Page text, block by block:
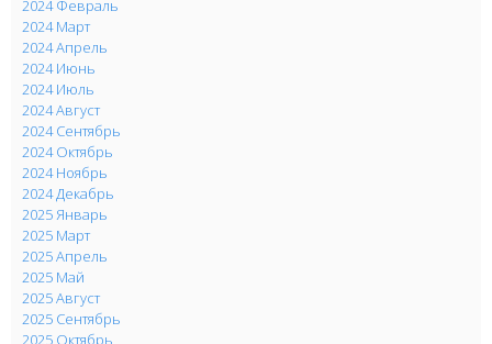
2024 Февраль
2024 Март
2024 Апрель
2024 Июнь
2024 Июль
2024 Август
2024 Сентябрь
2024 Октябрь
2024 Ноябрь
2024 Декабрь
2025 Январь
2025 Март
2025 Апрель
2025 Май
2025 Август
2025 Сентябрь
2025 Октябрь